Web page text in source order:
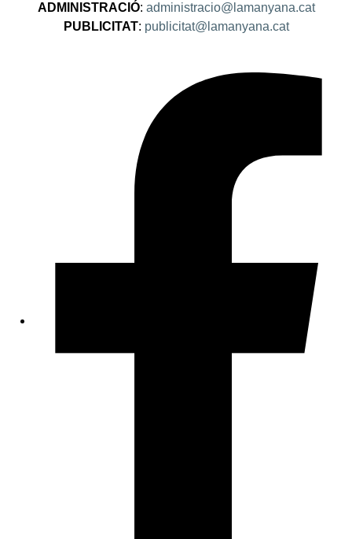
ADMINISTRACIÓ: administracio@lamanyana.cat
PUBLICITAT: publicitat@lamanyana.cat